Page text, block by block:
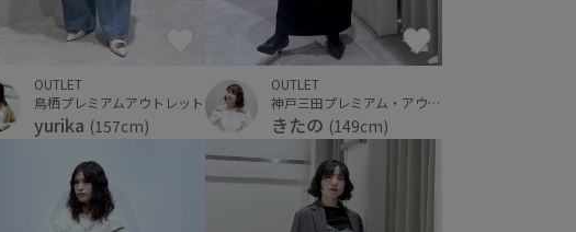
OUTLET
鳥栖プレミアムアウトレット
yurika (157cm)
OUTLET
神戸三田プレミアム・アウトレット
きたの (149cm)